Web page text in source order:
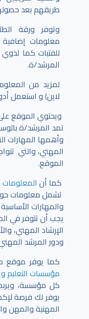
طريقهم بعد
وتوفر ورقة
معلومات
للفتيات كما
المرشد/ة.
لمزيد من
لاين) و استعمل
ويحتوي الموقع
تمد المرشد/ة
وأهمها المهارات
المهني، والتي
الموقع.
كما أن
تشمل معلومات
والمهارات
يجب أن تتوفر في
الإرشاد المهني،
ودور المرشد
كما يوفر موقع
مؤسسات التعليم
كل مؤسسة،
يوفر لك فرصة
المهنية والمهن